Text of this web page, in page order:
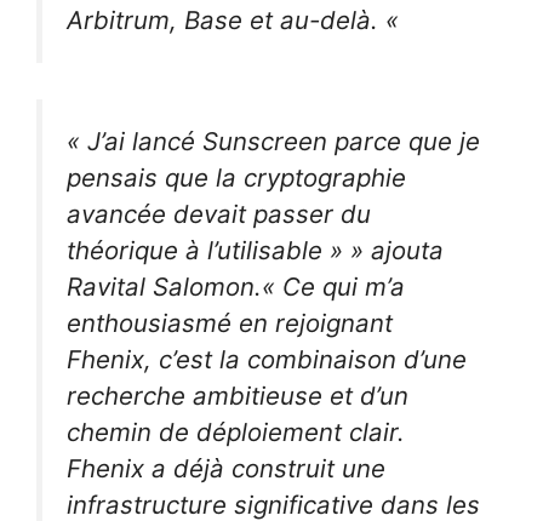
Arbitrum, Base et au-delà. «
« J’ai lancé Sunscreen parce que je
pensais que la cryptographie
avancée devait passer du
théorique à l’utilisable » » ajouta
Ravital Salomon.« Ce qui m’a
enthousiasmé en rejoignant
Fhenix, c’est la combinaison d’une
recherche ambitieuse et d’un
chemin de déploiement clair.
Fhenix a déjà construit une
infrastructure significative dans les